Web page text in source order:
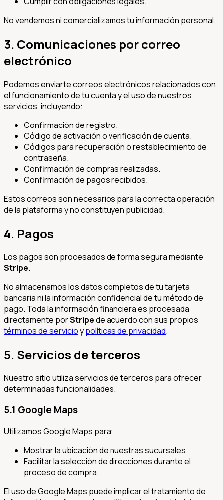
No vendemos ni comercializamos tu información personal.
3. Comunicaciones por correo
electrónico
Podemos enviarte correos electrónicos relacionados con
el funcionamiento de tu cuenta y el uso de nuestros
servicios, incluyendo:
Confirmación de registro.
Código de activación o verificación de cuenta.
Códigos para recuperación o restablecimiento de
contraseña.
Confirmación de compras realizadas.
Confirmación de pagos recibidos.
Estos correos son necesarios para la correcta operación
de la plataforma y no constituyen publicidad.
4. Pagos
Los pagos son procesados de forma segura mediante
Stripe.
No almacenamos los datos completos de tu tarjeta
bancaria ni la información confidencial de tu método de
pago. Toda la información financiera es procesada
directamente porStripede acuerdo con sus propios
términos de servicioypolíticas de privacidad.
5. Servicios de terceros
Nuestro sitio utiliza servicios de terceros para ofrecer
determinadas funcionalidades.
5.1 Google Maps
Utilizamos Google Maps para:
Mostrar la ubicación de nuestras sucursales.
Facilitar la selección de direcciones durante el
proceso de compra.
El uso de Google Maps puede implicar el tratamiento de